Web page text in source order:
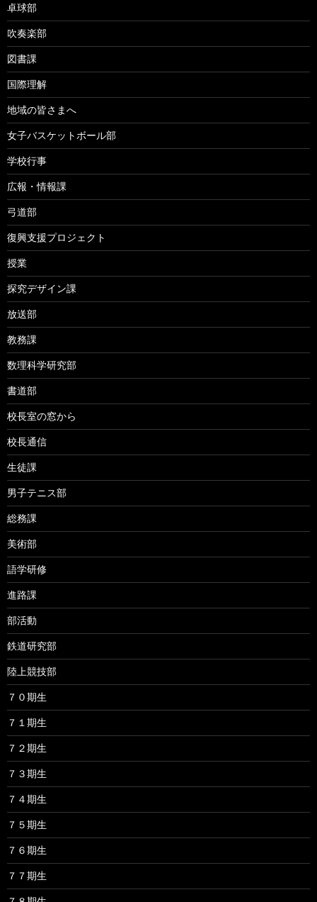
卓球部
吹奏楽部
図書課
国際理解
地域の皆さまへ
女子バスケットボール部
学校行事
広報・情報課
弓道部
復興支援プロジェクト
授業
探究デザイン課
放送部
教務課
数理科学研究部
書道部
校長室の窓から
校長通信
生徒課
男子テニス部
総務課
美術部
語学研修
進路課
部活動
鉄道研究部
陸上競技部
７０期生
７１期生
７２期生
７３期生
７４期生
７５期生
７６期生
７７期生